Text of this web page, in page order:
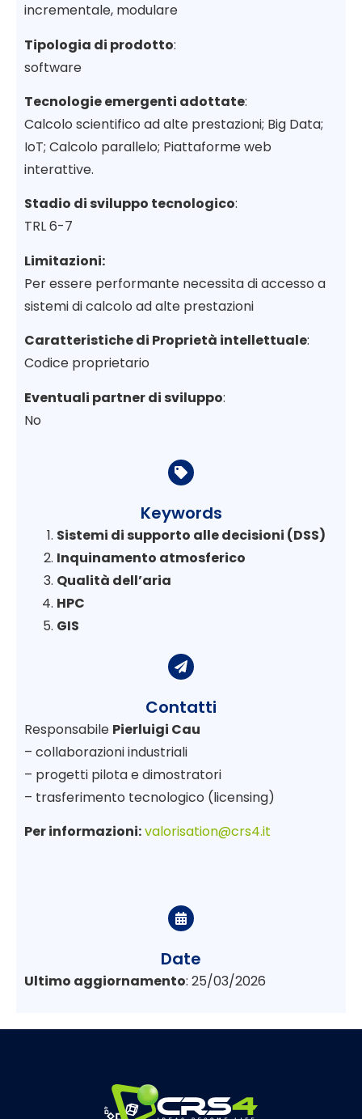
incrementale, modulare
Tipologia di prodotto:
software
Tecnologie emergenti adottate:
Calcolo scientifico ad alte prestazioni; Big Data;
IoT; Calcolo parallelo; Piattaforme web
interattive.
Stadio di sviluppo tecnologico:
TRL 6-7
Limitazioni:
Per essere performante necessita di accesso a
sistemi di calcolo ad alte prestazioni
Caratteristiche di Proprietà intellettuale:
Codice proprietario
Eventuali partner di sviluppo:
No
Keywords
Sistemi di supporto alle decisioni (DSS)
Inquinamento atmosferico
Qualità dell’aria
HPC
GIS
Contatti
Responsabile Pierluigi Cau
– collaborazioni industriali
– progetti pilota e dimostratori
– trasferimento tecnologico (licensing)
Per informazioni:valorisation@crs4.it
Date
Ultimo aggiornamento: 25/03/2026